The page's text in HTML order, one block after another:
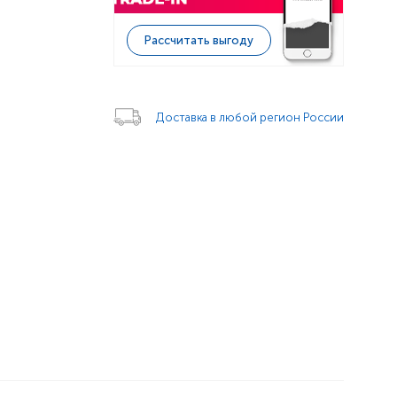
Рассчитать выгоду
Доставка в любой регион России